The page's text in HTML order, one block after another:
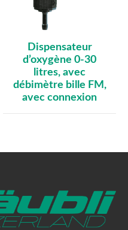
Dispensateur
d’oxygène 0-30
litres, avec
débimètre bille FM,
avec connexion